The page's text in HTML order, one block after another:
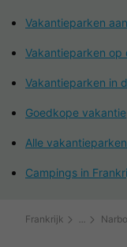
Vakantieparken
Vakantieparken op
Vakantieparken in
Goedkope
Alle
Campings in
Frankrijk